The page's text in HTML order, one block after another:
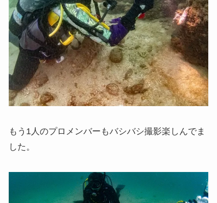
もう1人のプロメンバーもバシバシ撮影楽しんでま
した。